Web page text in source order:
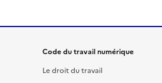
Code du travail numérique
Le droit du travail